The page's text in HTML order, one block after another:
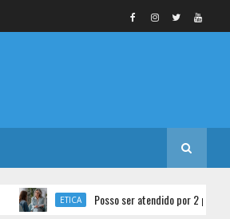
ETICA Posso ser atendido por 2 psicólogos ao